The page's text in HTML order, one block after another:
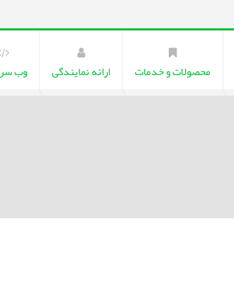
محصولات و خدمات ارائه نمایندگی وب